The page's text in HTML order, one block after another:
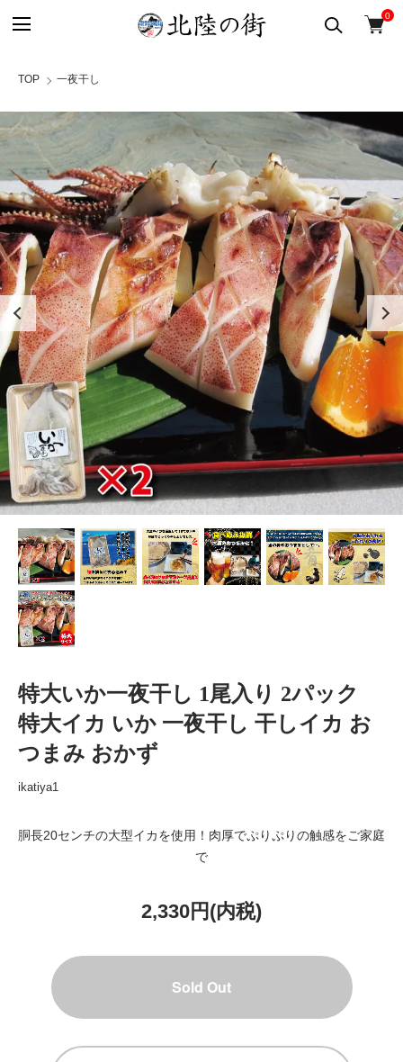
0
TOP 一夜干し
特大いか一夜干し 1尾入り 2パック
特大イカ いか 一夜干し 干しイカ お
つまみ おかず
ikatiya1
胴長20センチの大型イカを使用！肉厚でぷりぷりの触感をご家庭
で
2,330円(内税)
Sold Out